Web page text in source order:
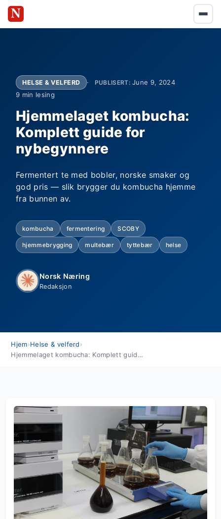
HELSE & VELFERD PUBLISERT:June 9, 2024
9 min lesing
Hjemmelaget kombucha:
Komplett guide for
nybegynnere
Fermentert te med bobler, norske smaker og
god pris — slik brygger du kombucha hjemme
fra bunnen av.
kombucha fermentering SCOBY
hjemmebrygging multebær tyttebær helse
Norsk Næring
Redaksjon
Hjem›Helse & velferd›
Hjemmelaget kombucha: Komplett guide for nybegynnere